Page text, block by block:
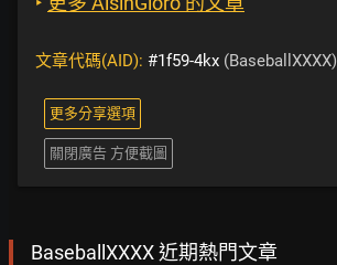
文章代碼(AID): #1f59-4kx (BaseballXXXX)
更多分享選項
關閉廣告 方便截圖
BaseballXXXX 近期熱門文章